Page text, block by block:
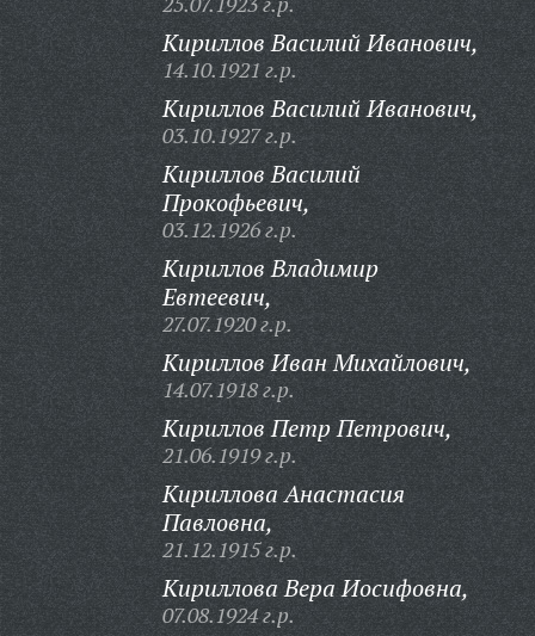
Кириллов Василий Иванович,
14.10.1921 г.р.
Кириллов Василий Иванович,
03.10.1927 г.р.
Кириллов Василий
Прокофьевич,
03.12.1926 г.р.
Кириллов Владимир
Евтеевич,
27.07.1920 г.р.
Кириллов Иван Михайлович,
14.07.1918 г.р.
Кириллов Петр Петрович,
21.06.1919 г.р.
Кириллова Анастасия
Павловна,
21.12.1915 г.р.
Кириллова Вера Иосифовна,
07.08.1924 г.р.